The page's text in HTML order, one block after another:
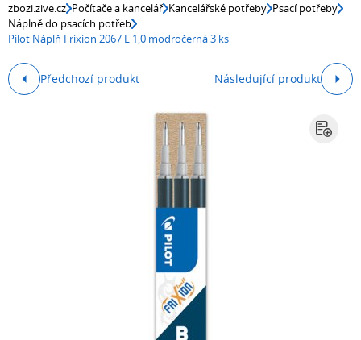
zbozi.zive.cz Počítače a kancelář Kancelářské potřeby Psací potřeby
Náplně do psacích potřeb
Pilot Náplň Frixion 2067 L 1,0 modročerná 3 ks
Předchozí produkt Následující produkt